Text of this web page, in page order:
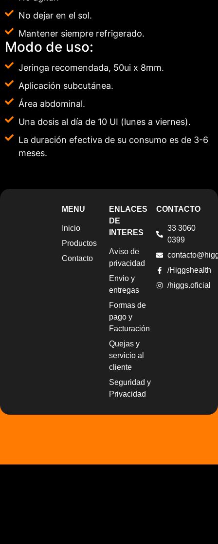
No dejar en el sol.
Mantener siempre refrigerado.
Modo de uso:
Jeringa recomendada, 50ui x 8mm.
Aplicación subcutánea.
Área abdominal.
Una dosis al día de 10 UI (lunes a viernes).
La duración efectiva de su consumo es de 3-6
meses.
MENU
Inicio
Productos
Contacto
ENLACES
DE
INTERES
Aviso de
privacidad
Envio y
entregas
Formas de
pago y
Facturación
Quejas y
servicio al
cliente
Seguridad y
Privacidad
CONTACTO
33 3060
0399
/Higgshealth
/higgs.oficial